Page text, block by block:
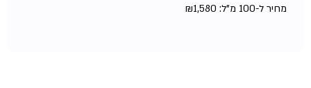
מחיר ל-100 מ"ל:
₪1,580